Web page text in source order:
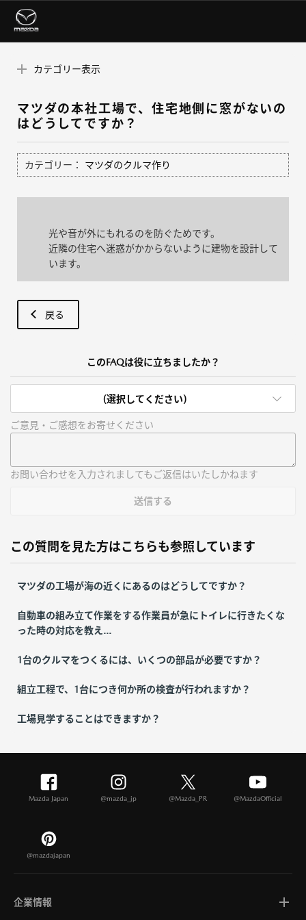
カテゴリー表示
マツダの本社工場で、住宅地側に窓がないの
はどうしてですか？
カテゴリー： マツダのクルマ作り
光や音が外にもれるのを防ぐためです。
近隣の住宅へ迷惑がかからないように建物を設計して
います。
戻る
このFAQは役に立ちましたか？
(選択してください)
ご意見・ご感想をお寄せください
お問い合わせを入力されましてもご返信はいたしかねます
送信する
この質問を見た方はこちらも参照しています
マツダの工場が海の近くにあるのはどうしてですか？
自動車の組み立て作業をする作業員が急にトイレに行きたくな
った時の対応を教え...
1台のクルマをつくるには、いくつの部品が必要ですか？
組立工程で、1台につき何か所の検査が行われますか？
工場見学することはできますか？
Mazda Japan @mazda_jp @Mazda_PR @MazdaOfficial
@mazdajapan
企業情報